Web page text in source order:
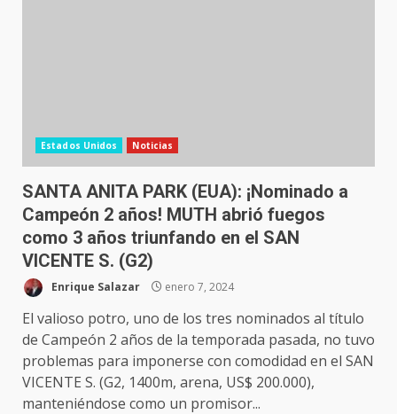
Estados Unidos Noticias
SANTA ANITA PARK (EUA): ¡Nominado a
Campeón 2 años! MUTH abrió fuegos
como 3 años triunfando en el SAN
VICENTE S. (G2)
Enrique Salazar enero 7, 2024
El valioso potro, uno de los tres nominados al título
de Campeón 2 años de la temporada pasada, no tuvo
problemas para imponerse con comodidad en el SAN
VICENTE S. (G2, 1400m, arena, US$ 200.000),
manteniéndose como un promisor...